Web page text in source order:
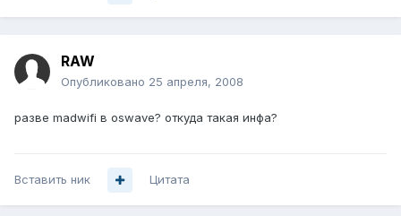
RAW
Опубликовано 25 апреля, 2008
разве madwifi в oswave? откуда такая инфа?
Вставить ник Цитата